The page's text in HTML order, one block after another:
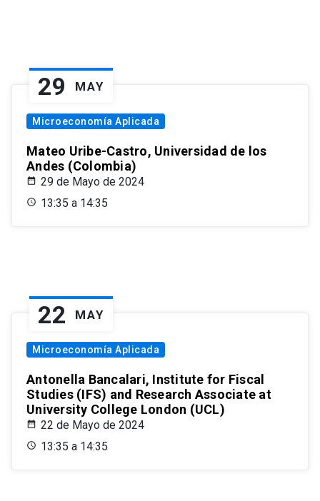
29 MAY
Microeconomía Aplicada
Mateo Uribe-Castro, Universidad de los
Andes (Colombia)
29 de Mayo de 2024
13:35 a 14:35
22 MAY
Microeconomía Aplicada
Antonella Bancalari, Institute for Fiscal
Studies (IFS) and Research Associate at
University College London (UCL)
22 de Mayo de 2024
13:35 a 14:35